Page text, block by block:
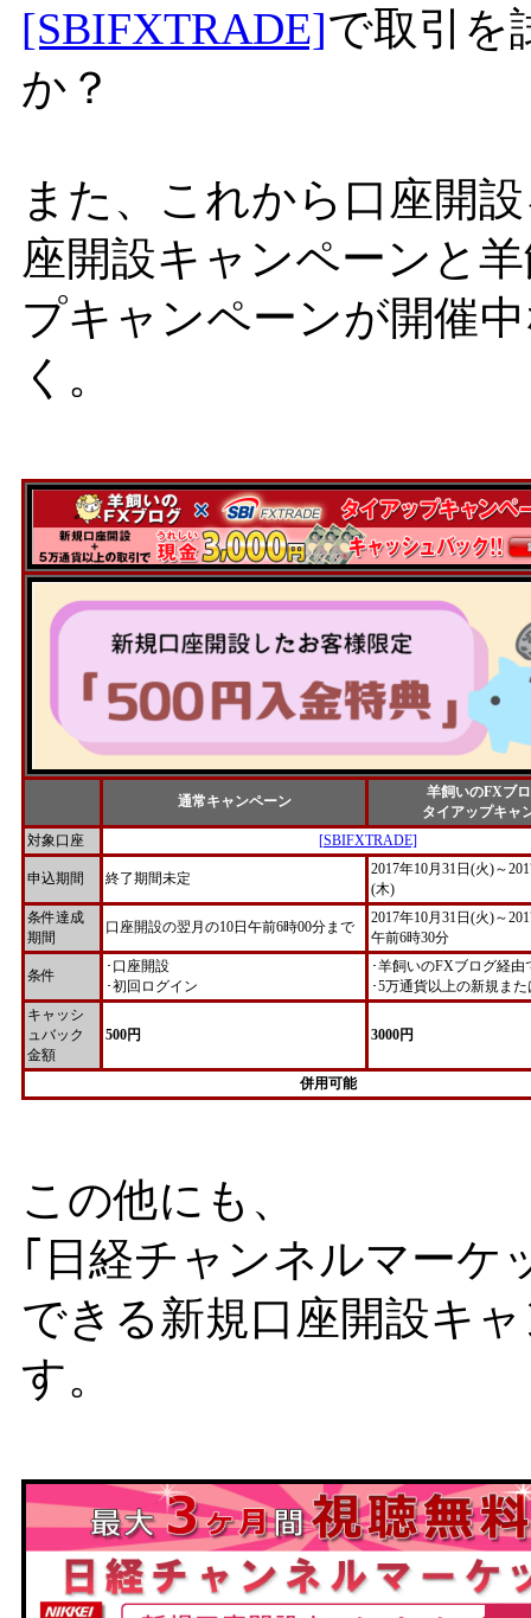
[SBIFXTRADE]で取引を
か？
また、これから口座開
座開設キャンペーンと
プキャンペーンが開催
く。
通常キャンペーン
羊飼いのFXブ
タイアップキャ
対象口座
[SBIFXTRADE]
申込期間 終了期間未定
2017年10月31日(火)～
(木)
条件達成
期間
口座開設の翌月の10日午前6時00分まで
2017年10月31日(火)～
午前6時30分
条件
･口座開設
･初回ログイン
･羊飼いのFXブログ経由
･5万通貨以上の新規ま
キャッシ
ュバック
金額
500円 3000円
併用可能
この他にも、
｢日経チャンネルマーケ
できる新規口座開設キ
す。